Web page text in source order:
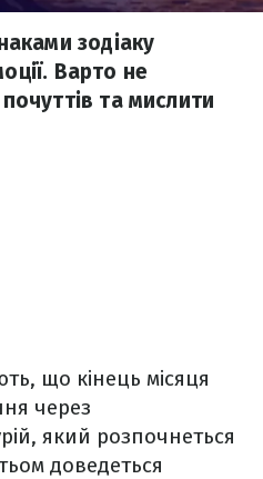
зодіаку
Варто не
та мислити
що кінець місяця
через
який розпочнеться
доведеться